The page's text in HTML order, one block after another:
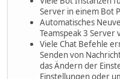
Server in einem Bot
Automatisches
Teamspeak 3
Viele Chat Befehle
Senden von
das Ändern der
Einstellungen oder